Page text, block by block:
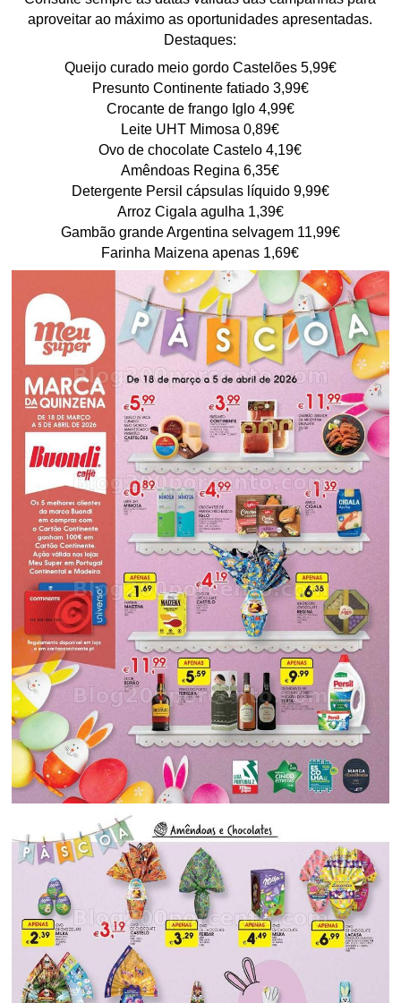
aproveitar ao máximo as oportunidades apresentadas.
Destaques:
Queijo curado meio gordo Castelões 5,99€
Presunto Continente fatiado 3,99€
Crocante de frango Iglo 4,99€
Leite UHT Mimosa 0,89€
Ovo de chocolate Castelo 4,19€
Amêndoas Regina 6,35€
Detergente Persil cápsulas líquido 9,99€
Arroz Cigala agulha 1,39€
Gambão grande Argentina selvagem 11,99€
Farinha Maizena apenas 1,69€